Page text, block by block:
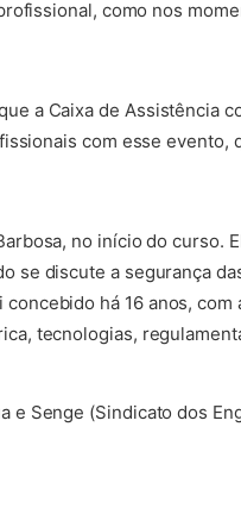
como nos
a Caixa de Assistência
com esse evento,
no início do curso.
se discute a segurança
há 16 anos,
tecnologias,
e Senge (Sindicato dos